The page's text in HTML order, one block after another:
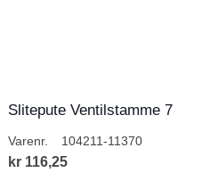
Slitepute Ventilstamme 7
Varenr. 104211-11370
kr 116,25